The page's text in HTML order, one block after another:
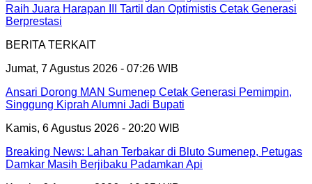
Raih Juara Harapan III Tartil dan Optimistis Cetak Generasi
Berprestasi
BERITA TERKAIT
Jumat, 7 Agustus 2026 - 07:26 WIB
Ansari Dorong MAN Sumenep Cetak Generasi Pemimpin,
Singgung Kiprah Alumni Jadi Bupati
Kamis, 6 Agustus 2026 - 20:20 WIB
Breaking News: Lahan Terbakar di Bluto Sumenep, Petugas
Damkar Masih Berjibaku Padamkan Api